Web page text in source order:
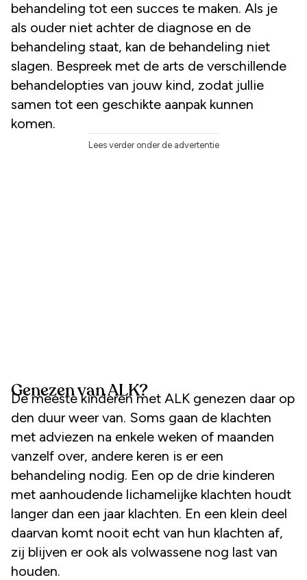
behandeling tot een succes te maken. Als je
als ouder niet achter de diagnose en de
behandeling staat, kan de behandeling niet
slagen. Bespreek met de arts de verschillende
behandelopties van jouw kind, zodat jullie
samen tot een geschikte aanpak kunnen
komen.
Lees verder onder de advertentie
Genezen van ALK?
De meeste kinderen met ALK genezen daar op
den duur weer van. Soms gaan de klachten
met adviezen na enkele weken of maanden
vanzelf over, andere keren is er een
behandeling nodig. Een op de drie kinderen
met aanhoudende lichamelijke klachten houdt
langer dan een jaar klachten. En een klein deel
daarvan komt nooit echt van hun klachten af,
zij blijven er ook als volwassene nog last van
houden.